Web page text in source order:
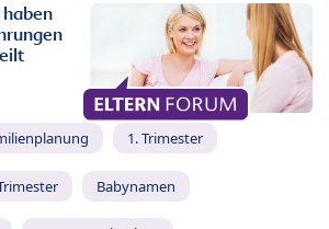
1. Trimester
Babynamen